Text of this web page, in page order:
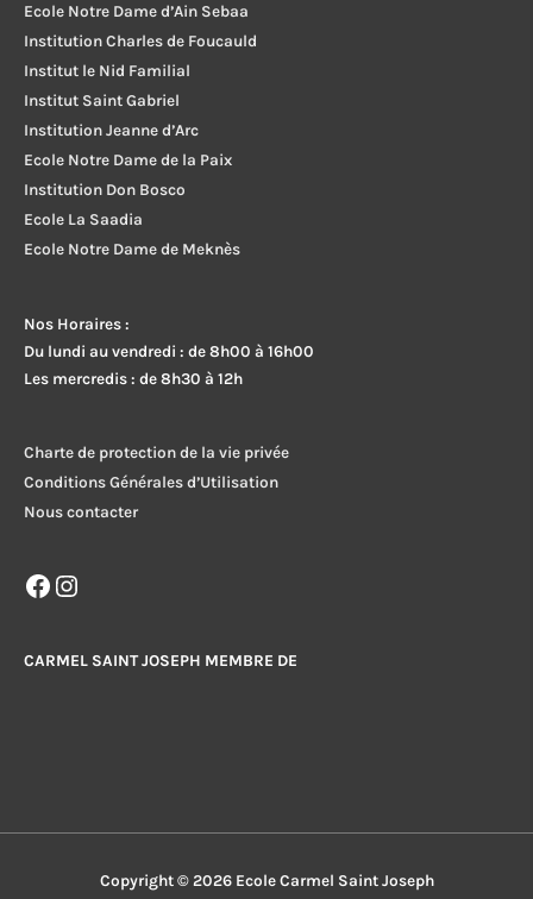
Ecole Notre Dame d’Ain Sebaa
Institution Charles de Foucauld
Institut le Nid Familial
Institut Saint Gabriel
Institution Jeanne d’Arc
Ecole Notre Dame de la Paix
Institution Don Bosco
Ecole La Saadia
Ecole Notre Dame de Meknès
Nos Horaires :
Du lundi au vendredi : de 8h00 à 16h00
Les mercredis : de 8h30 à 12h
Charte de protection de la vie privée
Conditions Générales d’Utilisation
Nous contacter
Facebook
Instagram
CARMEL SAINT JOSEPH MEMBRE DE
Copyright © 2026 Ecole Carmel Saint Joseph